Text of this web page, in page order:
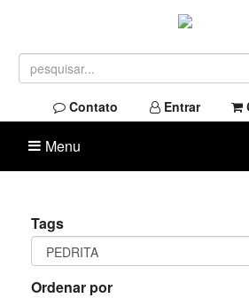
Contato Entrar
Menu
Tags
Ordenar por